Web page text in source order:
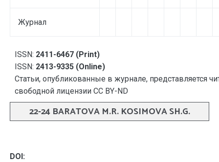
Журнал
ISSN: 2411-6467 (Print)
ISSN: 2413-9335 (Online)
Статьи, опубликованные в журнале, представляется
свободной лицензии CC BY-ND
22-24 BARATOVA M.R. KOSIMOVA SH.G.
DOI: